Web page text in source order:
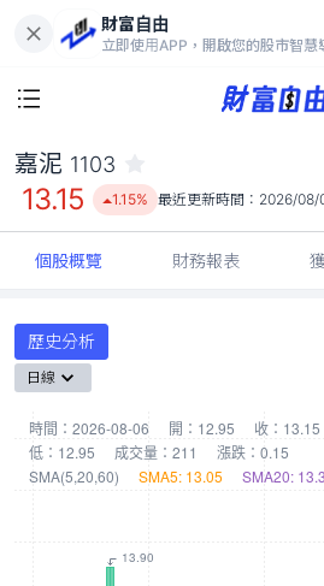
財富自由
立即使用APP，開啟您的股市智慧
13.15
1.15%
嘉泥 1103
13.15 1.15% 最近更新時間： 2026/08/
個股概覽 財務報表
歷史分析
日線